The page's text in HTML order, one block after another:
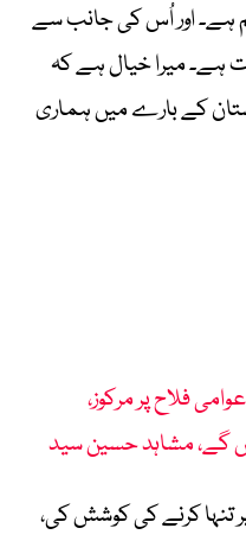
ہے۔ اور اُس کی جانب سے
ہے۔ میرا خیال ہے کہ
کے بارے میں ہماری
فلاح پر مرکوز،
گے، مشاہد حسین سید
تنہا کرنے کی کوشش کی،